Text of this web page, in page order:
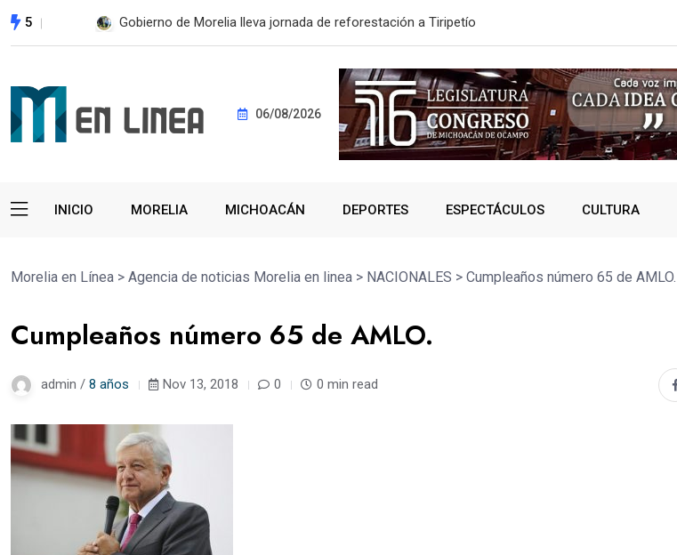
5 ESTE MIÉRCOLES, UMSNH LANZA TERCERA CONVOCATORIA DE NUEVO INGRESO
06/08/2026
INICIO MORELIA MICHOACÁN DEPORTES ESPECTÁCULOS CULTURA
Morelia en Línea > Agencia de noticias Morelia en linea > NACIONALES > Cumpleaños número 65 de AMLO.
Cumpleaños número 65 de AMLO.
admin / 8 años Nov 13, 2018 0 0 min read